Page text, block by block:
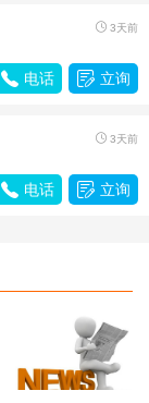
 3天前
 电话  立询
 3天前
 电话  立询